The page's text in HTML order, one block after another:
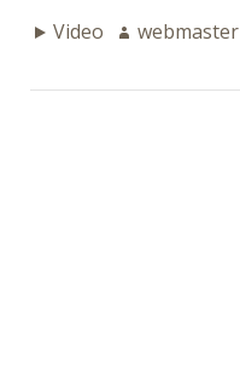
Video webmaster